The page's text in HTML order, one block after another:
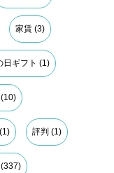
家賃 (3)
日ギフト (1)
(10)
(1) 評判 (1)
(337)